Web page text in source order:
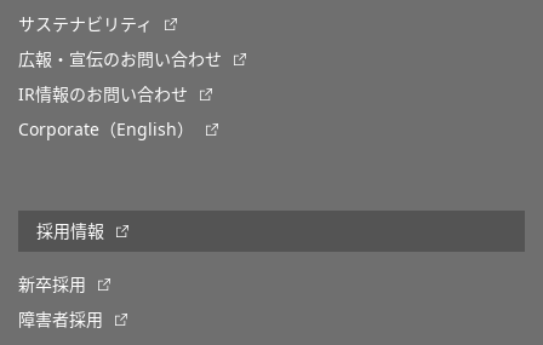
サステナビリティ
広報・宣伝のお問い合わせ
IR情報のお問い合わせ
Corporate（English）
採用情報
新卒採用
障害者採用